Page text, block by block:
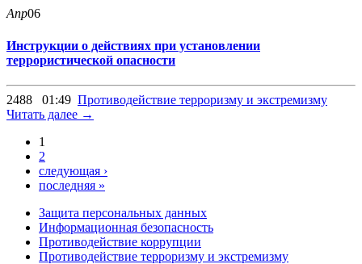
Апр06
Инструкции о действиях при установлении
террористической опасности
2488 01:49 Противодействие терроризму и экстремизму
Читать далее →
1
2
следующая ›
последняя »
Защита персональных данных
Информационная безопасность
Противодействие коррупции
Противодействие терроризму и экстремизму